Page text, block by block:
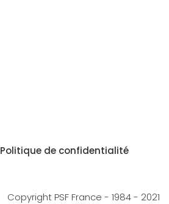
Politique de confidentialité
Copyright PSF France - 1984 - 2021